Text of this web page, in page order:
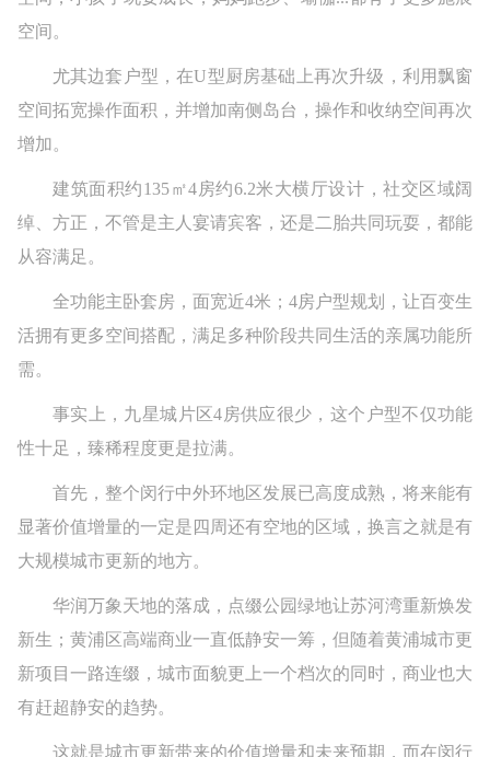
空间。
尤其边套户型，在U型厨房基础上再次升级，利用飘窗
空间拓宽操作面积，并增加南侧岛台，操作和收纳空间再次
增加。
建筑面积约135㎡4房约6.2米大横厅设计，社交区域阔
绰、方正，不管是主人宴请宾客，还是二胎共同玩耍，都能
从容满足。
全功能主卧套房，面宽近4米；4房户型规划，让百变生
活拥有更多空间搭配，满足多种阶段共同生活的亲属功能所
需。
事实上，九星城片区4房供应很少，这个户型不仅功能
性十足，臻稀程度更是拉满。
首先，整个闵行中外环地区发展已高度成熟，将来能有
显著价值增量的一定是四周还有空地的区域，换言之就是有
大规模城市更新的地方。
华润万象天地的落成，点缀公园绿地让苏河湾重新焕发
新生；黄浦区高端商业一直低静安一筹，但随着黄浦城市更
新项目一路连缀，城市面貌更上一个档次的同时，商业也大
有赶超静安的趋势。
这就是城市更新带来的价值增量和未来预期，而在闵行